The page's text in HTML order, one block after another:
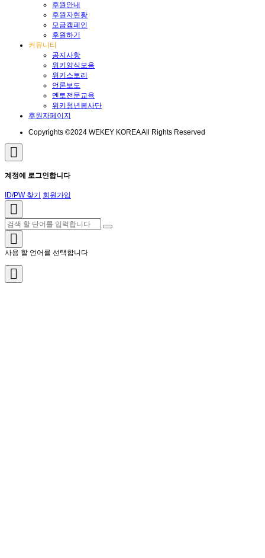
후원안내
후원자현황
모금캠페인
후원하기
커뮤니티
공지사항
위키양식모음
위키스토리
언론보도
멘토전문교육
위키청년봉사단
후원자페이지
Copyrights ©2024 WEKEY KOREA All Rights Reserved
계정에 로그인합니다
ID/PW 찾기 회원가입
사용 할 언어를 선택합니다